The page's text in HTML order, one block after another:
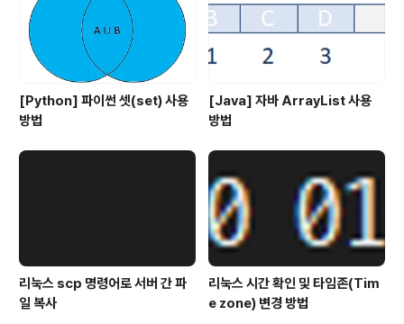
[Python] 파이썬 셋(set) 사용
방법
[Java] 자바 ArrayList 사용
방법
리눅스 scp 명령어로 서버 간 파
일 복사
리눅스 시간 확인 및 타임존(Tim
e zone) 변경 방법